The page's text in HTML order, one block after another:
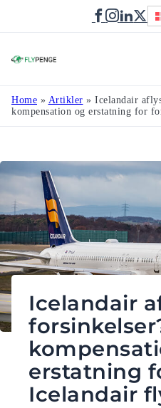
Home » Artikler » Icelandair
kompensation og erstatning for
Icelandair
erstatning
Icelandair